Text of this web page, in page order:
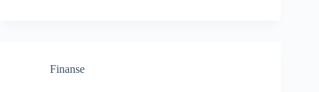
Finanse